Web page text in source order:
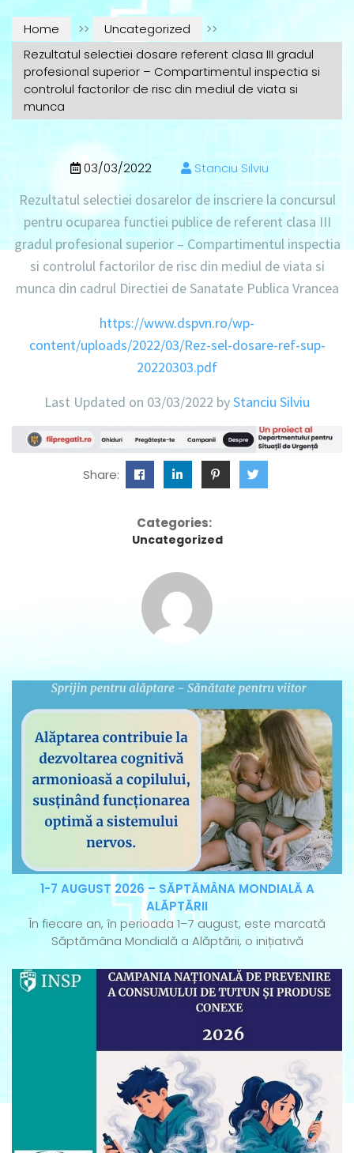
Home >> Uncategorized
>>
Rezultatul selectiei dosare referent clasa III gradul
profesional superior – Compartimentul inspectia si
controlul factorilor de risc din mediul de viata si
munca
03/03/2022 Stanciu Silviu
Rezultatul selectiei dosarelor de inscriere la concursul
pentru ocuparea functiei publice de referent clasa III
gradul profesional superior – Compartimentul inspectia
si controlul factorilor de risc din mediul de viata si
munca din cadrul Directiei de Sanatate Publica Vrancea
https://www.dspvn.ro/wp-
content/uploads/2022/03/Rez-sel-dosare-ref-sup-
20220303.pdf
Last Updated on 03/03/2022 byStanciu Silviu
Share:
Categories:
Uncategorized
1-7 AUGUST 2026 – SĂPTĂMÂNA MONDIALĂ A
ALĂPTĂRII
În fiecare an, în perioada 1–7 august, este marcată
Săptămâna Mondială a Alăptării, o inițiativă